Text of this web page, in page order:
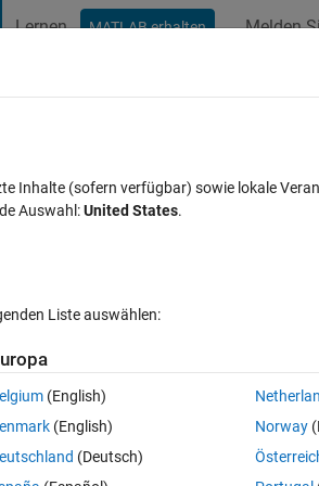
Lernen MATLAB erhalten Melden
In MATLAB
when pushed would read voltages from
I was getting an error of "Undefined
Inhalte (sofern verfügbar) sowie lokale
Auswahl:United States.
Liste auswählen:
(English)
(English)
(Deutsch)
Norway